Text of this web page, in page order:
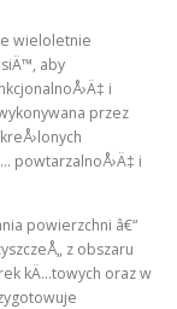
wieloletnie
aby
i
przez
powtarzalnoÅ›Ä‡ i
powierzchni â€“
z obszaru
kÄ…towych oraz w